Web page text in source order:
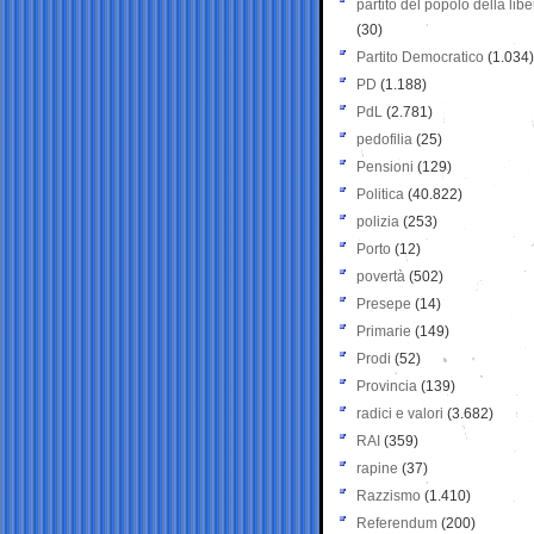
partito del popolo della
(30)
Partito Democratico (1.034)
PD (1.188)
PdL (2.781)
pedofilia (25)
Pensioni (129)
Politica (40.822)
polizia (253)
Porto (12)
povertà (502)
Presepe (14)
Primarie (149)
Prodi (52)
Provincia (139)
radici e valori (3.682)
RAI (359)
rapine (37)
Razzismo (1.410)
Referendum (200)